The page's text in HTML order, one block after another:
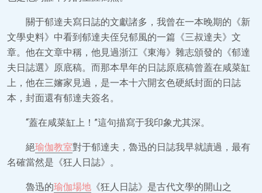
關于郁達夫寫日誌的文獻諸多，我曾在一本晚期的《新
文學史料》中看到郁達夫侄兒郁風的一篇《三叔達夫》文
章。他在文章中稱，他見過浙江《東海》雜志頒發的《郁達
夫日誌選》原底稿。而那本早年的日誌原底稿曾蓋在咸菜缸
上，他在三嬸家見過，是一本十六開玄色硬紙封面的日誌
本，封面還有郁達夫簽名。
“蓋在咸菜缸上！”這句描寫于我印象尤其深。
絕瑜伽教室對于郁達夫，魯迅的日誌我早就讀過，最有
名確當然是《狂人日誌》。
魯迅的瑜伽場地 《狂人日誌》是古代文學的開山之